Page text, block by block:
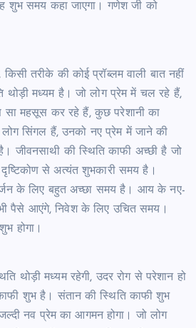
शुभ समय कहा जाएगा। गणेश जी को
तरीके की कोई प्रॉब्लम वाली बात नहीं
थोड़ी मध्यम है। जो लोग प्रेम में चल रहे हैं,
सा महसूस कर रहे हैं, कुछ परेशानी का
सिंगल हैं, उनको नए प्रेम में जाने की
जीवनसाथी की स्थिति काफी अच्छी है जो
दृष्टिकोण से अत्यंत शुभकारी समय है।
के लिए बहुत अच्छा समय है। आय के नए-
भी पैसे आएंगे, निवेश के लिए उचित समय।
होगा।
थोड़ी मध्यम रहेगी, उदर रोग से परेशान हो
शुभ है। संतान की स्थिति काफी शुभ
नव प्रेम का आगमन होगा। जो लोग